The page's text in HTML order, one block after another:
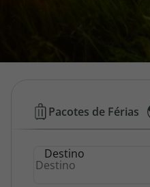
Área de Cliente
Hotéis
Baratos
Pacotes de Férias
Destino